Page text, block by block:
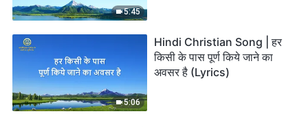
5:45
5:06
Hindi Christian Song | हर
किसी के पास पूर्ण किये जाने का
अवसर है (Lyrics)